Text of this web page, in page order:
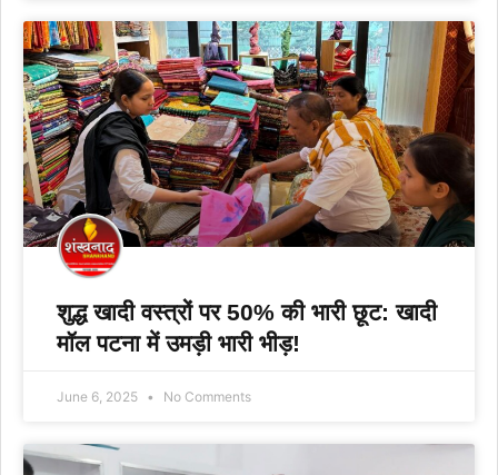
शुद्ध खादी वस्त्रों पर 50% की भारी छूट: खादी
मॉल पटना में उमड़ी भारी भीड़!
June 6, 2025 No Comments